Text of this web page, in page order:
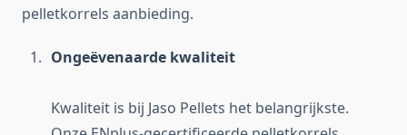
pelletkorrels aanbieding.
Ongeëvenaarde kwaliteit
Kwaliteit is bij Jaso Pellets het belangrijkste.